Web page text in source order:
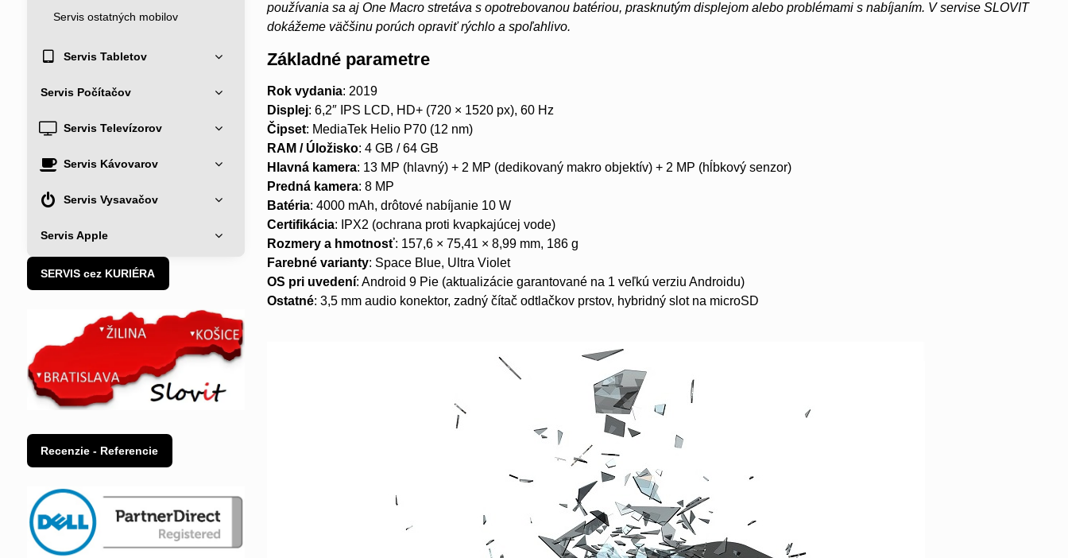
používania sa aj One Macro stretáva s opotrebovanou batériou, prasknutým displejom alebo problémami s nabíjaním. V servise SLOVIT
dokážeme väčšinu porúch opraviť rýchlo a spoľahlivo.
Základné parametre
Rok vydania: 2019
Displej: 6,2″ IPS LCD, HD+ (720 × 1520 px), 60 Hz
Čipset: MediaTek Helio P70 (12 nm)
RAM / Úložisko: 4 GB / 64 GB
Hlavná kamera: 13 MP (hlavný) + 2 MP (dedikovaný makro objektív) + 2 MP (hĺbkový senzor)
Predná kamera: 8 MP
Batéria: 4000 mAh, drôtové nabíjanie 10 W
Certifikácia: IPX2 (ochrana proti kvapkajúcej vode)
Rozmery a hmotnosť: 157,6 × 75,41 × 8,99 mm, 186 g
Farebné varianty: Space Blue, Ultra Violet
OS pri uvedení: Android 9 Pie (aktualizácie garantované na 1 veľkú verziu Androidu)
Ostatné: 3,5 mm audio konektor, zadný čítač odtlačkov prstov, hybridný slot na microSD
Servis ostatných mobilov
Servis Tabletov
Servis Počítačov
Servis Televízorov
Servis Kávovarov
Servis Vysavačov
Servis Apple
SERVIS cez KURIÉRA
Recenzie - Referencie